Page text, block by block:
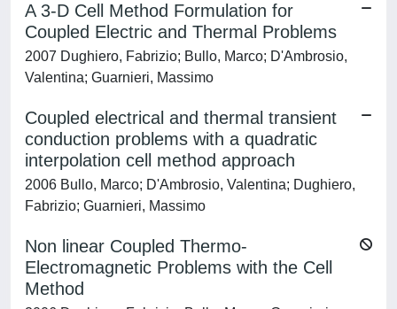
A 3-D Cell Method Formulation for
Coupled Electric and Thermal Problems
2007 Dughiero, Fabrizio; Bullo, Marco; D'Ambrosio,
Valentina; Guarnieri, Massimo
Coupled electrical and thermal transient
conduction problems with a quadratic
interpolation cell method approach
2006 Bullo, Marco; D'Ambrosio, Valentina; Dughiero,
Fabrizio; Guarnieri, Massimo
Non linear Coupled Thermo-
Electromagnetic Problems with the Cell
Method